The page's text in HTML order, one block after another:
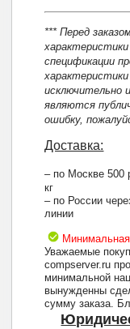
*** Перед
спецификации
исключительно
являются
ошибку,
Доставка:
– по Москве 500
кг
– по России
линии
Уважаемые
compserver.ru
минимальной
вынужденны
сумму заказа.